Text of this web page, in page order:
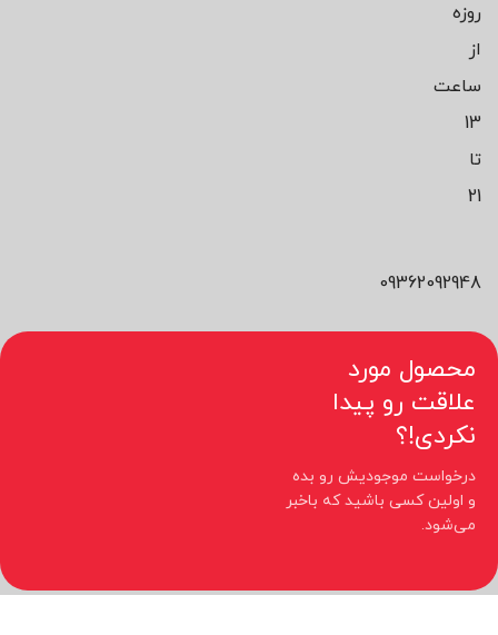
روزه
از
ساعت
13
تا
21
09362092948
محصول مورد
علاقت رو پیدا
نکردی!؟
درخواست موجودیش رو بده
و اولین کسی باشید که باخبر
می‌شود.